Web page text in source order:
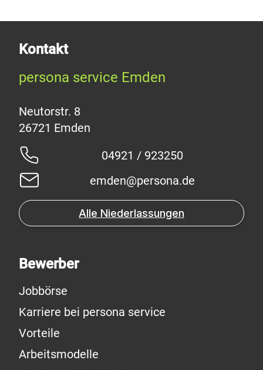
Kontakt
persona service Emden
Neutorstr. 8
04921 / 923250
emden@persona.de
Alle Niederlassungen
Bewerber
Jobbörse
Karriere bei persona service
Vorteile
Arbeitsmodelle